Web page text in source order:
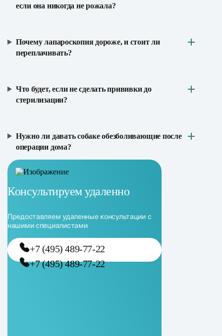
если она никогда не рожала?
Почему лапароскопия дороже, и стоит ли
переплачивать?
Что будет, если не сделать прививки до
стерилизации?
Нужно ли давать собаке обезболивающие после
операции дома?
Консультируем удаленно
Предоставляем удаленные консультации с
нашими специалистами
+7 (495) 489-77-22
+7 (495) 489-77-22